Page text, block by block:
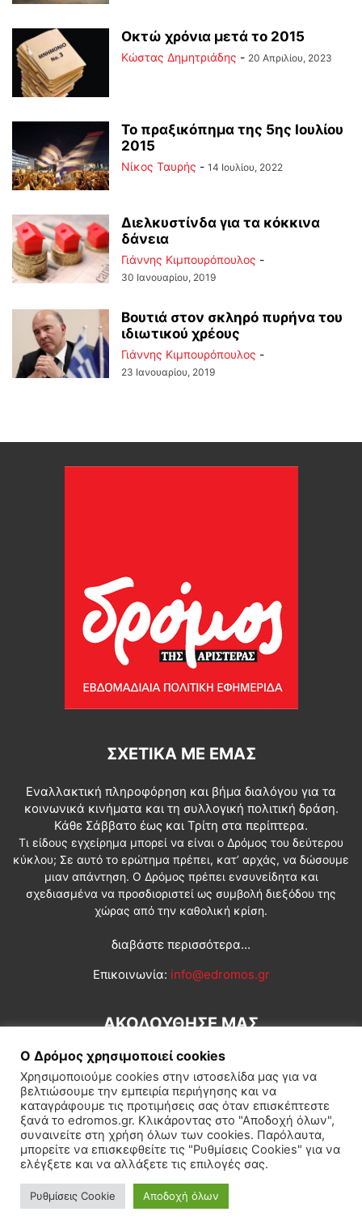
Οκτώ χρόνια μετά το 2015
Kώστας Δημητριάδης - 20 Απριλίου, 2023
Το πραξικόπημα της 5ης Ιουλίου
2015
Νίκος Ταυρής - 14 Ιουλίου, 2022
Διελκυστίνδα για τα κόκκινα
δάνεια
Γιάννης Κιμπουρόπουλος -
30 Ιανουαρίου, 2019
Βουτιά στον σκληρό πυρήνα του
ιδιωτικού χρέους
Γιάννης Κιμπουρόπουλος -
23 Ιανουαρίου, 2019
ΣΧΕΤΙΚΆ ΜΕ ΕΜΆΣ
Εναλλακτική πληροφόρηση και βήμα διαλόγου για τα
κοινωνικά κινήματα και τη συλλογική πολιτική δράση.
Κάθε Σάββατο έως και Τρίτη στα περίπτερα.
Τι είδους εγχείρημα μπορεί να είναι ο Δρόμος του δεύτερου
κύκλου; Σε αυτό το ερώτημα πρέπει, κατ’ αρχάς, να δώσουμε
μιαν απάντηση. Ο Δρόμος πρέπει ενσυνείδητα και
σχεδιασμένα να προσδιοριστεί ως συμβολή διεξόδου της
χώρας από την καθολική κρίση.
διαβάστε περισσότερα...
Επικοινωνία: info@edromos.gr
ΑΚΟΛΟΥΘΗΣΕ ΜΑΣ
Εγγραφή συνδρομητή Πολιτική Διεθνή Κοινωνία
Πολιτισμός Αφιερώματα
© Δρόμος της Αριστεράς
Ο Δρόμος χρησιμοποιεί cookies
Χρησιμοποιούμε cookies στην ιστοσελίδα μας για να
βελτιώσουμε την εμπειρία περιήγησης και να
καταγράφουμε τις προτιμήσεις σας όταν επισκέπτεστε
ξανά το edromos.gr. Κλικάροντας στο "Αποδοχή όλων",
συναινείτε στη χρήση όλων των cookies. Παρόλαυτα,
μπορείτε να επισκεφθείτε τις "Ρυθμίσεις Cookies" για να
ελέγξετε και να αλλάξετε τις επιλογές σας.
Ρυθμίσεις Cookie Αποδοχή όλων